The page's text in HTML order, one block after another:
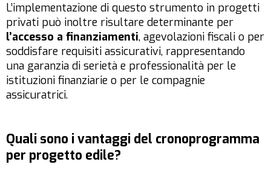
L’implementazione di questo strumento in progetti
privati può inoltre risultare determinante per
l’accesso a finanziamenti, agevolazioni fiscali o per
soddisfare requisiti assicurativi, rappresentando
una garanzia di serietà e professionalità per le
istituzioni finanziarie o per le compagnie
assicuratrici.
Quali sono i vantaggi del cronoprogramma
per progetto edile?